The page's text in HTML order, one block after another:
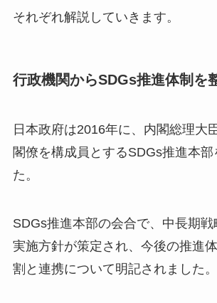
それぞれ解説していきます。
行政機関からSDGs推進体制を
日本政府は2016年に、内閣総理大
閣僚を構成員とするSDGs推進本部
た。
SDGs推進本部の会合で、中長期
実施方針が策定され、今後の推進
割と連携について明記されました。